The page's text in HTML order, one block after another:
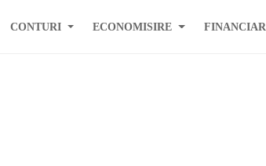
CONTURI ECONOMISIRE FINANCIAR